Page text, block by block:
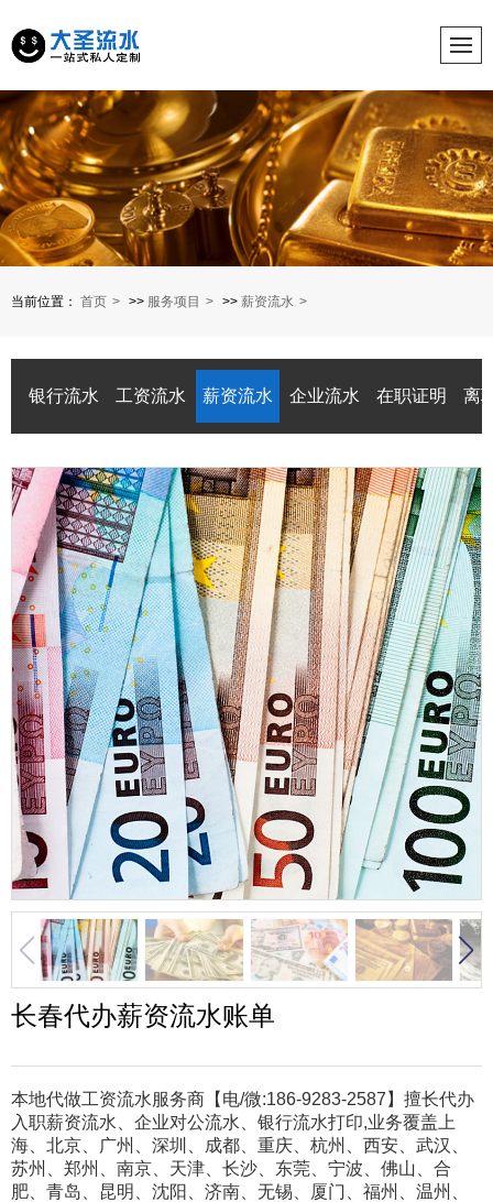
当前位置： 首页 >> 服务项目 >> 薪资流水
银行流水 工资流水 薪资流水 企业流水 在职证明 离
长春代办薪资流水账单
本地代做工资流水服务商【电/微:186-9283-2587】擅长代办
入职薪资流水、企业对公流水、银行流水打印,业务覆盖上
海、北京、广州、深圳、成都、重庆、杭州、西安、武汉、
苏州、郑州、南京、天津、长沙、东莞、宁波、佛山、合
肥、青岛、昆明、沈阳、济南、无锡、厦门、福州、温州、